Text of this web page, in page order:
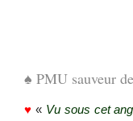
♠ PMU sauveur
♥ « Vu sous cet